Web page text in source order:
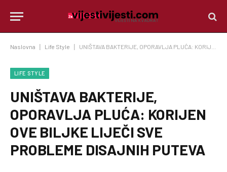
Naslovna Life Style UNIŠTAVA BAKTERIJE, OPORAVLJA PLUĆA: KORIJEN OVE BILJKE LIJEČI SVE PROBLEME DISAJNIH PUTEVA
LIFE STYLE
UNIŠTAVA BAKTERIJE,
OPORAVLJA PLUĆA: KORIJEN
OVE BILJKE LIJEČI SVE
PROBLEME DISAJNIH PUTEVA